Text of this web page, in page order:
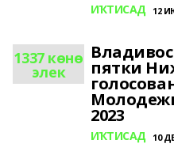
ИҠТИСАД 12
1337 көнө
элек пятки
2023
ИҠТИСАД 10